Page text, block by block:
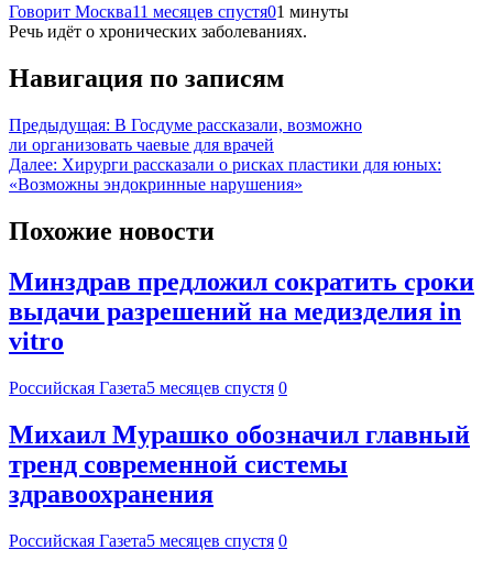
Говорит Москва11 месяцев спустя01 минуты
Речь идёт о хронических заболеваниях.
Навигация по записям
Предыдущая: В Госдуме рассказали, возможно
ли организовать чаевые для врачей
Далее: Хирурги рассказали о рисках пластики для юных:
«Возможны эндокринные нарушения»
Похожие новости
Минздрав предложил сократить сроки
выдачи разрешений на медизделия in
vitro
Российская Газета5 месяцев спустя 0
Михаил Мурашко обозначил главный
тренд современной системы
здравоохранения
Российская Газета5 месяцев спустя 0